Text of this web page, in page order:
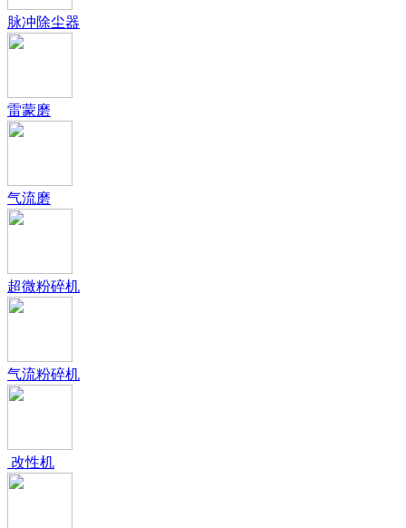
脉冲除尘器
雷蒙磨
气流磨
超微粉碎机
气流粉碎机
改性机